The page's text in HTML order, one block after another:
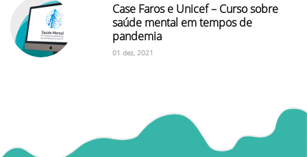
Case Faros e Unicef – Curso sobre
saúde mental em tempos de
pandemia
01 dez, 2021